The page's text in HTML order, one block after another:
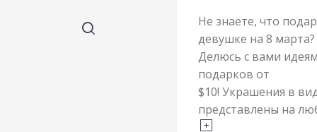
Не знаете, что
девушке на 8 марта?
Делюсь с вами
подарков от
$10! Украшения в
представлены на